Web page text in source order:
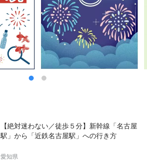
【絶対迷わない／徒歩５分】新幹線「名古屋
駅」から「近鉄名古屋駅」への行き方
愛知県